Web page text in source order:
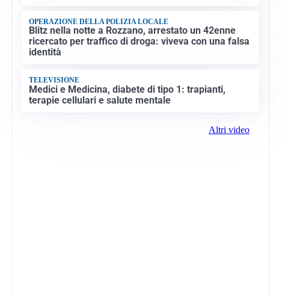
OPERAZIONE DELLA POLIZIA LOCALE
Blitz nella notte a Rozzano, arrestato un 42enne
ricercato per traffico di droga: viveva con una falsa
identità
TELEVISIONE
Medici e Medicina, diabete di tipo 1: trapianti,
terapie cellulari e salute mentale
Altri video